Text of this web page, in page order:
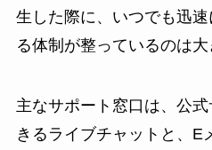
生した際に、いつでも迅
る体制が整っているのは大
主なサポート窓口は、公
きるライブチャットと、E